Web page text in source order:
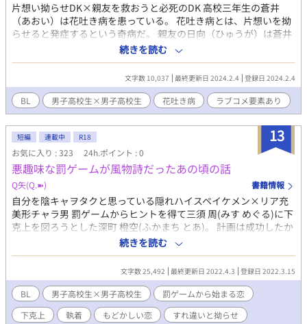
片想い拗らせDK×親友を救おうと必死のDK 高校三年生の蒼井
（あおい）は花吐き病を患っている。 花吐き病とは、片想いを拗
らせると発症するという奇病だ。 親友の日向（ひゅうが）は蒼井
の片想いの相手が自分だと知って、恋人ごっこを提案した。 両思
いになるのを諦めている蒼井と、なんとしても両思いになりたい
続きを読む
文字数 10,037 最終更新日 2024.2.4 登録日 2024.2.4
BL 男子高校生×男子高校生 花吐き病 ラブコメ要素あり
13
短編 連載中 R18
お気に入り : 323 24h.ポイント : 0
悪趣味な罰ゲームが風物詩だったあの頃の話
Q矢(Q.➽) 書籍情報
自分を陰キャヲタクと思っている隠れハイスペイケメン×リア充
美形チャラ男 罰ゲームからヒントを得て三須 周(みす めぐる)に下
克上を図ろうとした深町 橙空(ふかまち とあ)。 計画は成功したか
のように思えたが、それには思わぬ後遺症が。 別れてから本気に
なる恋。 湯巻 健一郎 (三須の幼馴染み) ※受けの性格が結構悪いの
で苦手な方はご注意下さい。
続きを読む
文字数 25,492 最終更新日 2022.4.3 登録日 2022.3.15
BL 男子高校生×男子高校生
罰ゲームから始まる恋
下克上
執着 もどかしい恋
すれ違いと拗らせ